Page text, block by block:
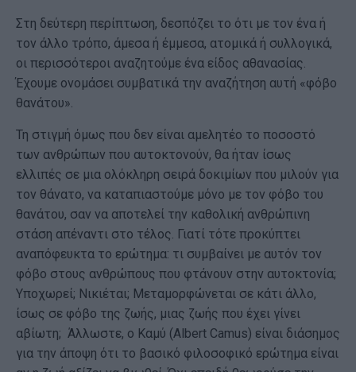
Στη δεύτερη περίπτωση, δεσπόζει το ότι με τον ένα ή
τον άλλο τρόπο, άμεσα ή έμμεσα, ατομικά ή συλλογικά,
οι περισσότεροι αναζητούμε ένα είδος αθανασίας.
Έχουμε ονομάσει συμβατικά την αναζήτηση αυτή «φόβο
θανάτου».
Τη στιγμή όμως που δεν είναι αμελητέο το ποσοστό
των ανθρώπων που αυτοκτονούν, θα ήταν ίσως
ελλιπές σε μια ολόκληρη σειρά δοκιμίων που μιλούν για
τον θάνατο, να καταπιαστούμε μόνο με τον φόβο του
θανάτου, σαν να αποτελεί την καθολική ανθρώπινη
στάση απέναντι στο τέλος. Γιατί τότε προκύπτει
αναπόφευκτα το ερώτημα: τι συμβαίνει με αυτόν τον
φόβο στους ανθρώπους που φτάνουν στην αυτοκτονία;
Υποχωρεί; Νικιέται; Μεταμορφώνεται σε κάτι άλλο,
ίσως σε φόβο της ζωής, μιας ζωής που έχει γίνει
αβίωτη; Άλλωστε, ο Καμύ (Albert Camus) είναι διάσημος
για την άποψη ότι το βασικό φιλοσοφικό ερώτημα είναι